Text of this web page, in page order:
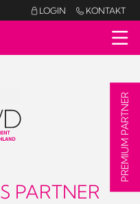
LOGIN  KONTAKT
PARTNER
PREMIUM PARTNER